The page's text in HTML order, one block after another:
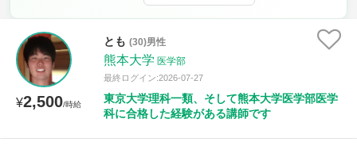
¥2,500/時給
とも (30)男性
熊本大学 医学部
最終ログイン:2026-07-27
東京大学理科一類、そして熊本大学医学部医学
科に合格した経験がある講師です
時給：¥1,000 ～ ¥10,000
授業可能日
月曜日 火曜日 水曜日 木曜日 金曜日